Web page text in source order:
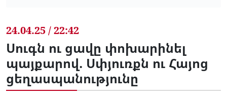
24.04.25 / 22:42
Սուգն ու ցավը փոխարինել
պայքարով. Սփյուռքն ու Հայոց
ցեղասպանությունը